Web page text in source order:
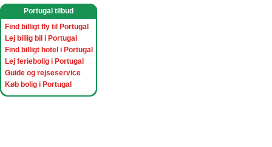
Portugal tilbud
Find billigt fly til Portugal
Lej billig bil i Portugal
Find billigt hotel i Portugal
Lej feriebolig i Portugal
Guide og rejseservice
Køb bolig i Portugal